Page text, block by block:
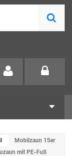
Mobilzaun 15er
mit PE-Fuß